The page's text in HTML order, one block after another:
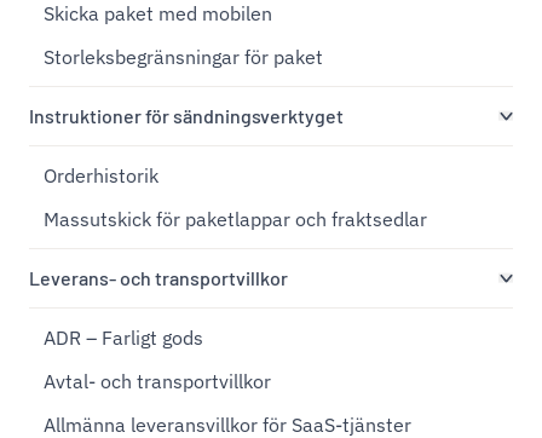
Skicka paket med mobilen
Storleksbegränsningar för paket
Instruktioner för sändningsverktyget
Orderhistorik
Massutskick för paketlappar och fraktsedlar
Leverans- och transportvillkor
ADR – Farligt gods
Avtal- och transportvillkor
Allmänna leveransvillkor för SaaS-tjänster